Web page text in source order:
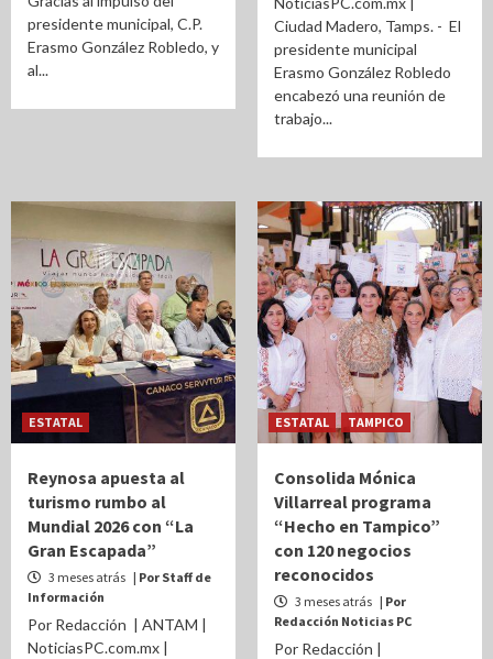
presidente municipal, C.P.
Erasmo González Robledo, y
al...
Ciudad Madero, Tamps. - El
presidente municipal
Erasmo González Robledo
encabezó una reunión de
trabajo...
ESTATAL
Reynosa apuesta al
turismo rumbo al
Mundial 2026 con “La
Gran Escapada”
3 meses atrás | Por Staff de
Información
Por Redacción | ANTAM |
NoticiasPC.com.mx |
ESTATAL TAMPICO
Consolida Mónica
Villarreal programa
“Hecho en Tampico”
con 120 negocios
reconocidos
3 meses atrás | Por
Redacción Noticias PC
Por Redacción |